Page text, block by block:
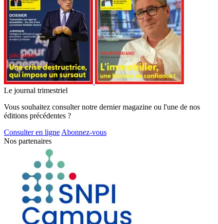
Le journal trimestriel
Vous souhaitez consulter notre dernier magazine ou l'une de nos
éditions précédentes ?
Consulter en ligne Abonnez-vous
Nos partenaires